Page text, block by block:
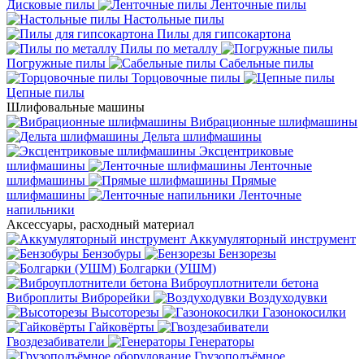
Дисковые пилы
Ленточные пилы
Настольные пилы
Пилы для гипсокартона
Пилы по металлу
Погружные пилы
Сабельные пилы
Торцовочные пилы
Цепные пилы
Шлифовальные машины
Вибрационные шлифмашины
Дельта шлифмашины
Эксцентриковые
шлифмашины
Ленточные
шлифмашины
Прямые
шлифмашины
Ленточные
напильники
Аксессуары, расходный материал
Аккумуляторный инструмент
Бензобуры
Бензорезы
Болгарки (УШМ)
Виброуплотнители бетона
Виброплиты Виброрейки
Воздуходувки
Высоторезы
Газонокосилки
Гайковёрты
Гвоздезабиватели
Генераторы
Грузоподъёмное